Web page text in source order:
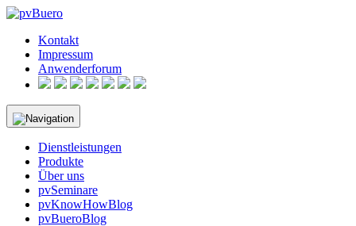
Skip
contentKontakt
Impressum
Anwenderforum
Dienstleistungen
Produkte
Über uns
pvSeminare
pvKnowHowBlog
pvBueroBlog